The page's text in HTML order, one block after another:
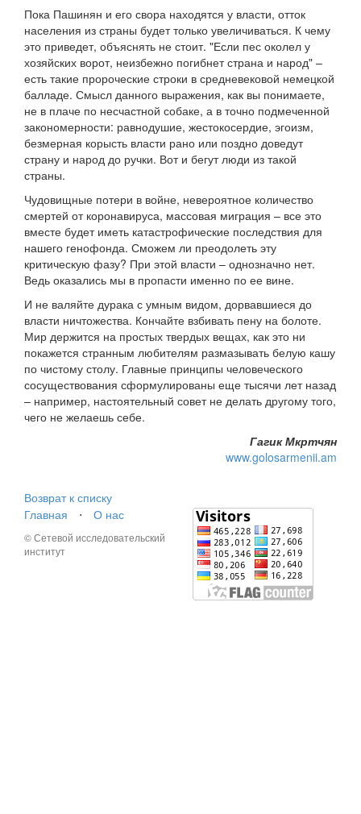
Пока Пашинян и его свора находятся у власти, отток
населения из страны будет только увеличиваться. К чему
это приведет, объяснять не стоит. "Если пес околел у
хозяйских ворот, неизбежно погибнет страна и народ" –
есть такие пророческие строки в средневековой немецкой
балладе. Смысл данного выражения, как вы понимаете,
не в плаче по несчастной собаке, а в точно подмеченной
закономерности: равнодушие, жестокосердие, эгоизм,
безмерная корысть власти рано или поздно доведут
страну и народ до ручки. Вот и бегут люди из такой
страны.
Чудовищные потери в войне, невероятное количество
смертей от коронавируса, массовая миграция – все это
вместе будет иметь катастрофические последствия для
нашего генофонда. Сможем ли преодолеть эту
критическую фазу? При этой власти – однозначно нет.
Ведь оказались мы в пропасти именно по ее вине.
И не валяйте дурака с умным видом, дорвавшиеся до
власти ничтожества. Кончайте взбивать пену на болоте.
Мир держится на простых твердых вещах, как это ни
покажется странным любителям размазывать белую кашу
по чистому столу. Главные принципы человеческого
сосуществования сформулированы еще тысячи лет назад
– например, настоятельный совет не делать другому того,
чего не желаешь себе.
Гагик Мкртчян
www.golosarmenii.am
Возврат к списку
Главная
⋅ О нас
© Сетевой исследовательский
институт